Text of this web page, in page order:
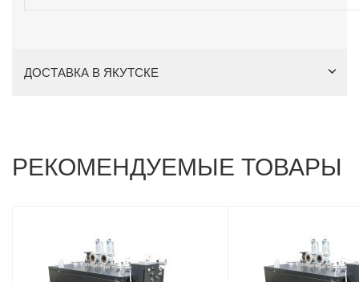
ДОСТАВКА В ЯКУТСКЕ
РЕКОМЕНДУЕМЫЕ ТОВАРЫ